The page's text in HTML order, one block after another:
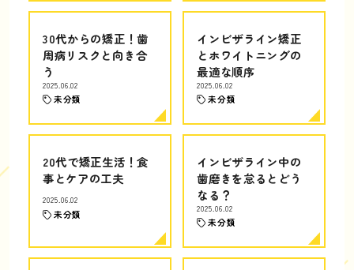
30代からの矯正！歯
周病リスクと向き合
う
2025.06.02
未分類
インビザライン矯正
とホワイトニングの
最適な順序
2025.06.02
未分類
20代で矯正生活！食
事とケアの工夫
2025.06.02
未分類
インビザライン中の
歯磨きを怠るとどう
なる？
2025.06.02
未分類